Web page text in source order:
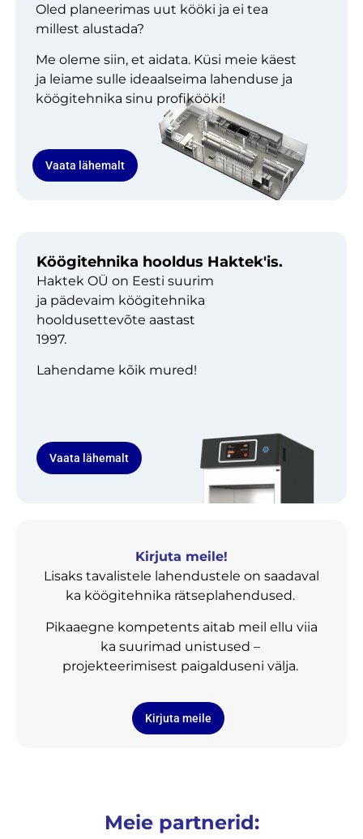
Oled planeerimas uut kööki ja ei tea
millest alustada?
Me oleme siin, et aidata. Küsi meie käest
ja leiame sulle ideaalseima lahenduse ja
köögitehnika sinu profikööki!
Vaata lähemalt
Köögitehnika hooldus Haktek'is.
Haktek OÜ on Eesti suurim
ja pädevaim köögitehnika
hooldusettevõte aastast
1997.
Lahendame kõik mured!
Vaata lähemalt
Kirjuta meile!
Lisaks tavalistele lahendustele on saadaval
ka köögitehnika rätseplahendused.
Pikaaegne kompetents aitab meil ellu viia
ka suurimad unistused –
projekteerimisest paigalduseni välja.
Kirjuta meile
Meie partnerid: